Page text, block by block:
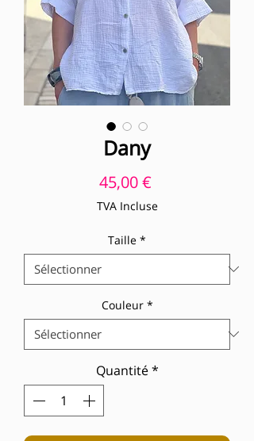
Dany
45,00 €Prix
TVA Incluse
Taille *
Couleur *
Quantité *